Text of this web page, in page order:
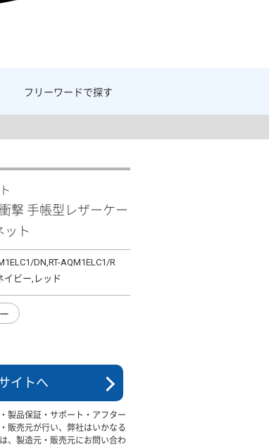
フリーワードで探す
撃 手帳型レザーケー
ット
DN,RT-AQM1ELC1/R
イビー,レッド
イトへ
製品保証・サポート・アフター
販売元が行い、弊社はいかなる
、製造元・販売元にお問い合わ